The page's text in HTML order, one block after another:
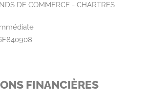
DE COMMERCE - CHARTRES
FINANCIÈRES